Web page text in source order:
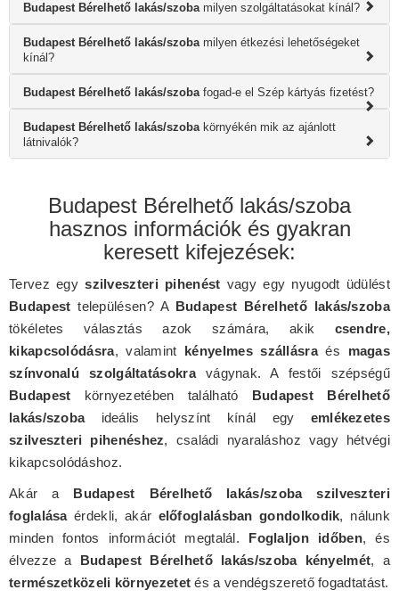
Budapest Bérelhető lakás/szobamilyen szolgáltatásokat kínál?
Budapest Bérelhető lakás/szobamilyen étkezési lehetőségeket
kínál?
Budapest Bérelhető lakás/szobafogad-e el Szép kártyás fizetést?
Budapest Bérelhető lakás/szobakörnyékén mik az ajánlott
látnivalók?
Budapest Bérelhető lakás/szoba
hasznos információk és gyakran
keresett kifejezések:
Tervez egyszilveszteri pihenést vagy egy nyugodt üdülést
Budapest településen? A Budapest Bérelhető lakás/szoba
tökéletes választás azok számára, akik csendre,
kikapcsolódásra, valamint kényelmes szállásraés magas
színvonalú szolgáltatásokravágynak. A festői szépségű
Budapest környezetében található
Budapest Bérelhető
lakás/szobaideális helyszínt kínál egy emlékezetes
szilveszteri pihenéshez, családi nyaraláshoz vagy hétvégi
kikapcsolódáshoz.
Akár a
Budapest Bérelhető lakás/szoba szilveszteri
foglalásaérdekli, akár előfoglalásban gondolkodik, nálunk
minden fontos információt megtalál.
Foglaljon időben, és
élvezze a
Budapest Bérelhető lakás/szoba kényelmét, a
természetközeli környezetet és a vendégszerető fogadtatást.